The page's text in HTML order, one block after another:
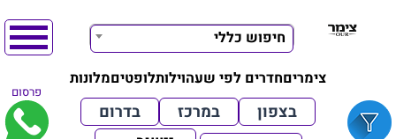
חיפוש כללי
צימריםחדרים לפי שעהוילותלופטיםמלונות
פרסום
בצפון במרכז
בדרום